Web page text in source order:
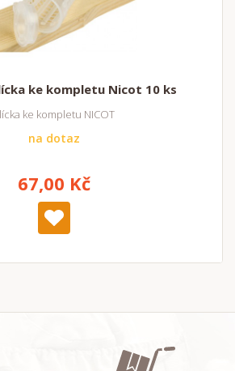
ke kompletu Nicot 10 ks
ke kompletu NICOT
na dotaz
67,00 Kč